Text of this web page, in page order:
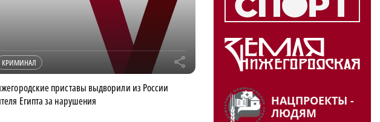
КРИМИНАЛ r
приставы выдворили из России
Египта за нарушения
НАЦПРОЕКТЫ -
ЛЮДЯМ